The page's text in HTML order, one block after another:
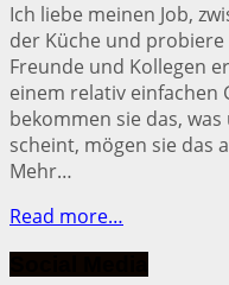
Ich liebe meinen Job,
der Küche und probiere
Freunde und Kollegen
einem relativ einfachen
bekommen sie das,
scheint, mögen sie das
Mehr…
Read more…